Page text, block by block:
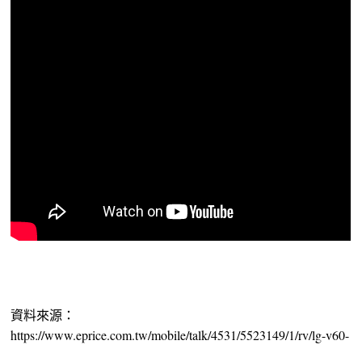
資料來源：
https://www.eprice.com.tw/mobile/talk/4531/5523149/1/rv/lg-v60-